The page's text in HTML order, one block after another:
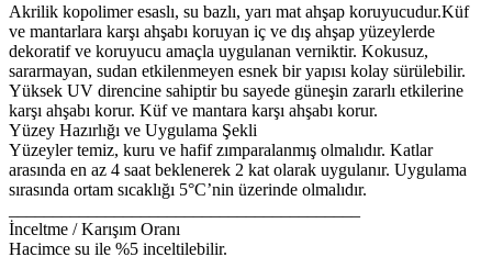
Akrilik kopolimer esaslı, su bazlı, yarı mat ahşap koruyucudur.Küf
ve mantarlara karşı ahşabı koruyan iç ve dış ahşap yüzeylerde
dekoratif ve koruyucu amaçla uygulanan verniktir. Kokusuz,
sararmayan, sudan etkilenmeyen esnek bir yapısı kolay sürülebilir.
Yüksek UV direncine sahiptir bu sayede güneşin zararlı etkilerine
karşı ahşabı korur. Küf ve mantara karşı ahşabı korur.
Yüzey Hazırlığı ve Uygulama Şekli
Yüzeyler temiz, kuru ve hafif zımparalanmış olmalıdır. Katlar
arasında en az 4 saat beklenerek 2 kat olarak uygulanır. Uygulama
sırasında ortam sıcaklığı 5°C’nin üzerinde olmalıdır.
İnceltme / Karışım Oranı
Hacimce su ile %5 inceltilebilir.